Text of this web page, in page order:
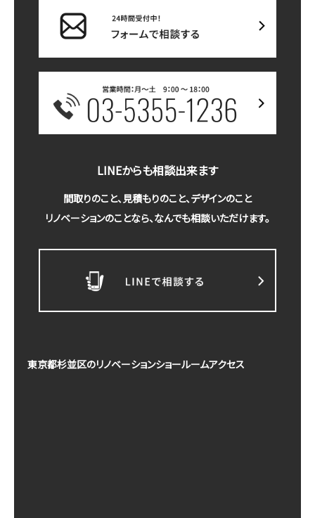
LINEからも相談出来ます
間取りのこと、見積もりのこと、デザインのこと
リノベーションのことなら、なんでも相談いただけます。
東京都杉並区のリノベーションショールームアクセス